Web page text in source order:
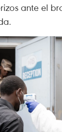
ante el